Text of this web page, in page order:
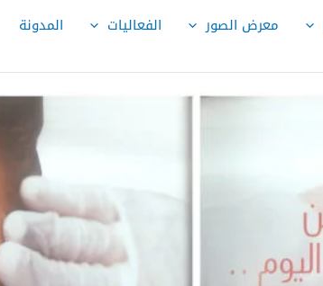
معرض الصور الفعاليات المدونة